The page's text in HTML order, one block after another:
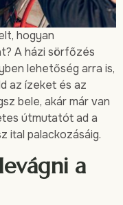
hogyan
A házi sörfőzés
lehetőség arra is,
az ízeket és az
bele, akár már van
útmutatót ad a
ital palackozásáig.
a